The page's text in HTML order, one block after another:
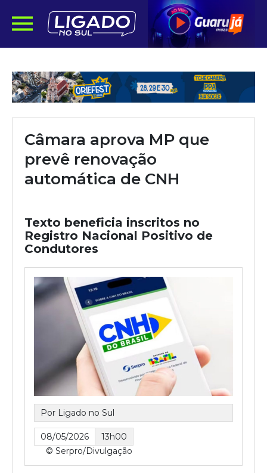
Câmara aprova MP que
prevê renovação
automática de CNH
Texto beneficia inscritos no
Registro Nacional Positivo de
Condutores
Por Ligado no Sul
08/05/2026
13h00
© Serpro/Divulgação